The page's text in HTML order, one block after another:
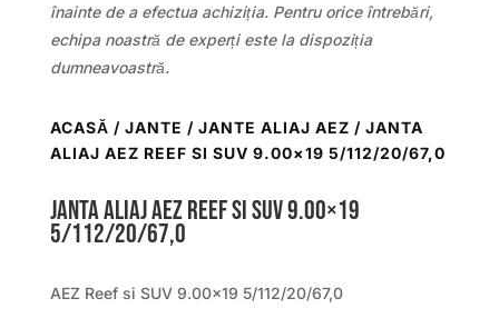
înainte de a efectua achiziția. Pentru orice întrebări,
echipa noastră de experți este la dispoziția
dumneavoastră.
ACASĂ / JANTE / JANTE ALIAJ AEZ / JANTA
ALIAJ AEZ REEF SI SUV 9.00×19 5/112/20/67,0
Janta aliaj AEZ Reef si SUV 9.00×19
5/112/20/67,0
AEZ Reef si SUV 9.00×19 5/112/20/67,0